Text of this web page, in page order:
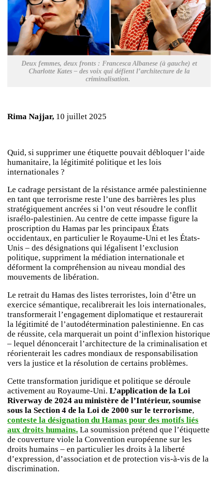
Deux femmes, deux fronts : Francesca Albanese (à gauche) et
Charlotte Kates – des voix qui défient l’architecture de la
criminalisation.
Rima Najjar, 10 juillet 2025
Quid, si supprimer une étiquette pouvait débloquer l’aide
humanitaire, la légitimité politique et les lois
internationales ?
Le cadrage persistant de la résistance armée palestinienne
en tant que terrorisme reste l’une des barrières les plus
stratégiquement ancrées si l’on veut résoudre le conflit
israélo-palestinien. Au centre de cette impasse figure la
proscription du Hamas par les principaux États
occidentaux, en particulier le Royaume-Uni et les États-
Unis – des désignations qui légalisent l’exclusion
politique, suppriment la médiation internationale et
déforment la compréhension au niveau mondial des
mouvements de libération.
Le retrait du Hamas des listes terroristes, loin d’être un
exercice sémantique, recalibrerait les lois internationales,
transformerait l’engagement diplomatique et restaurerait
la légitimité de l’autodétermination palestinienne. En cas
de réussite, cela marquerait un point d’inflexion historique
– lequel dénoncerait l’architecture de la criminalisation et
réorienterait les cadres mondiaux de responsabilisation
vers la justice et la résolution de certains problèmes.
Cette transformation juridique et politique se déroule
activement au Royaume-Uni. L’application de la Loi
Riverway de 2024 au ministère de l’Intérieur, soumise
sous la Section 4 de la Loi de 2000 sur le terrorisme,
conteste la désignation du Hamas pour des motifs liés
aux droits humains. La soumission prétend que l’étiquette
de couverture viole la Convention européenne sur les
droits humains – en particulier les droits à la liberté
d’expression, d’association et de protection vis-à-vis de la
discrimination.